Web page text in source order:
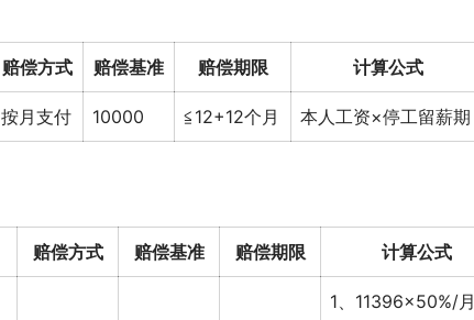
赔偿方式 赔偿基准 赔偿期限 计算公式
按月支付 10000 ≦12+12个月 本人工资×停工留薪期
赔偿方式 赔偿基准 赔偿期限 计算公式
1、11396×50%/月